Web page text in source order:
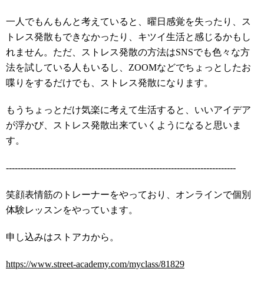
一人でもんもんと考えていると、曜日感覚を失ったり、ス
トレス発散もできなかったり、キツイ生活と感じるかもし
れません。ただ、ストレス発散の方法はSNSでも色々な方
法を試している人もいるし、ZOOMなどでちょっとしたお
喋りをするだけでも、ストレス発散になります。
もうちょっとだけ気楽に考えて生活すると、いいアイデア
が浮かび、ストレス発散出来ていくようになると思いま
す。
------------------------------------------------------------------------------
笑顔表情筋のトレーナーをやっており、オンラインで個別
体験レッスンをやっています。
申し込みはストアカから。
https://www.street-academy.com/myclass/81829